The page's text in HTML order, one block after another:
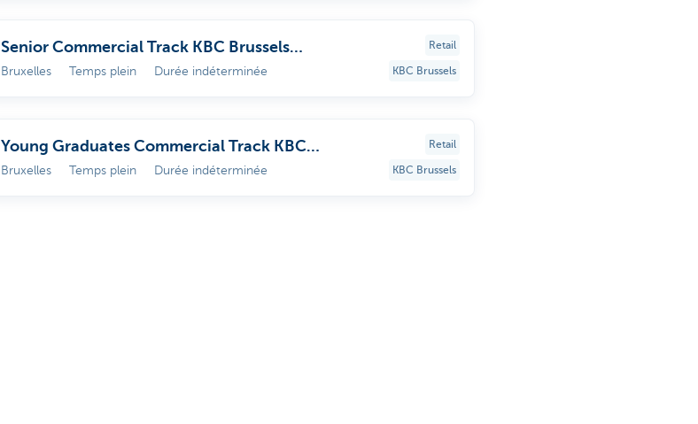
Senior Commercial Track KBC Brussels
(NL/FR)
Bruxelles Temps plein Durée indéterminée
Retail
KBC Brussels
Young Graduates Commercial Track KBC
Brussels (NL/FR) 1
Bruxelles Temps plein Durée indéterminée
Retail
KBC Brussels